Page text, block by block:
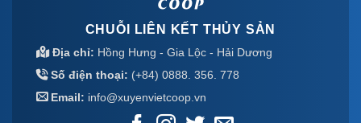
CHUỖI LIÊN KẾT THỦY SẢN
Địa chỉ: Hồng Hưng - Gia Lộc - Hải Dương
Số điện thoại: (+84) 0888. 356. 778
Email: info@xuyenvietcoop.vn